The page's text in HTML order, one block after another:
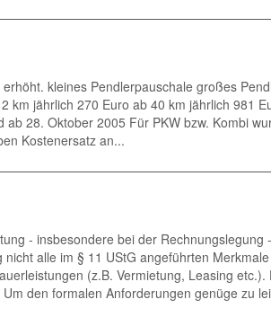
kleines Pendlerpauschale großes
jährlich 270 Euro ab 40 km jährlich 981
28. Oktober 2005 Für PKW bzw. Kombi
Kostenersatz an...
- insbesondere bei der
alle im § 11 UStG angeführten
(z.B. Vermietung, Leasing
den formalen Anforderungen genüge zu